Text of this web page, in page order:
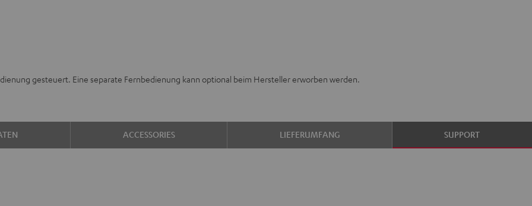
gesteuert. Eine separate Fernbedienung kann optional beim Hersteller erworben werden.
ACCESSORIES LIEFERUMFANG SUPPORT